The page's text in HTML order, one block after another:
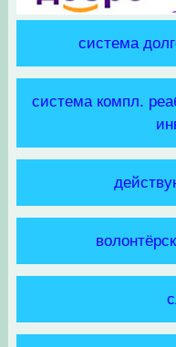
система
система компл.